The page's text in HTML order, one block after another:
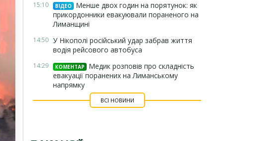
15:10 ВІДЕО
Менше двох годин на порятунок: як
прикордонники евакуювали пораненого на
Лиманщині
14:50 У Нікополі російський удар забрав життя
водія рейсового автобуса
14:29 КОМЕНТАР
Медик розповів про складність
евакуації поранених на Лиманському
напрямку
ВСІ НОВИНИ